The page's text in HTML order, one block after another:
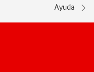
Ayuda